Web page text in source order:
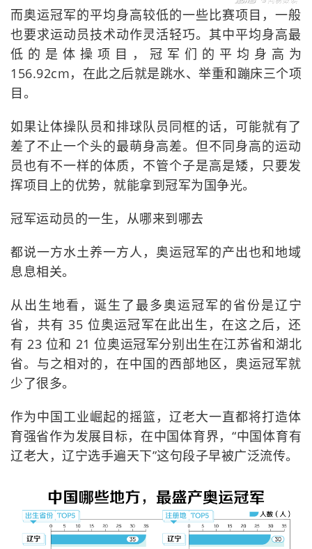
而奥运冠军的平均身高较低的一些比赛项目，一般
也要求运动员技术动作灵活轻巧。其中平均身高最
低的是体操项目，冠军们的平均身高为
156.92cm，在此之后就是跳水、举重和蹦床三个项
目。
如果让体操队员和排球队员同框的话，可能就有了
差了不止一个头的最萌身高差。但不同身高的运动
员也有不一样的体质，不管个子是高是矮，只要发
挥项目上的优势，就能拿到冠军为国争光。
冠军运动员的一生，从哪来到哪去
都说一方水土养一方人，奥运冠军的产出也和地域
息息相关。
从出生地看，诞生了最多奥运冠军的省份是辽宁
省，共有 35 位奥运冠军在此出生，在这之后，还
有 23 位和 21 位奥运冠军分别出生在江苏省和湖北
省。与之相对的，在中国的西部地区，奥运冠军就
少了很多。
作为中国工业崛起的摇篮，辽老大一直都将打造体
育强省作为发展目标，在中国体育界，“中国体育有
辽老大，辽宁选手遍天下”这句段子早被广泛流传。